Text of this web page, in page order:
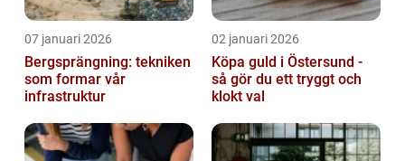
07 januari 2026
Bergsprängning: tekniken
som formar vår
infrastruktur
02 januari 2026
Köpa guld i Östersund -
så gör du ett tryggt och
klokt val